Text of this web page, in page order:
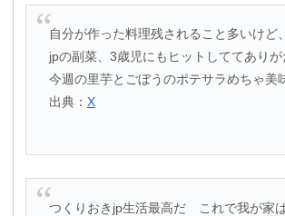
自分が作った料理残されること多いけど
jpの副菜、3歳児にもヒットしててありが
今週の里芋とごぼうのポテサラめちゃ美
出典： X
つくりおきjp生活最高だ これで我が家